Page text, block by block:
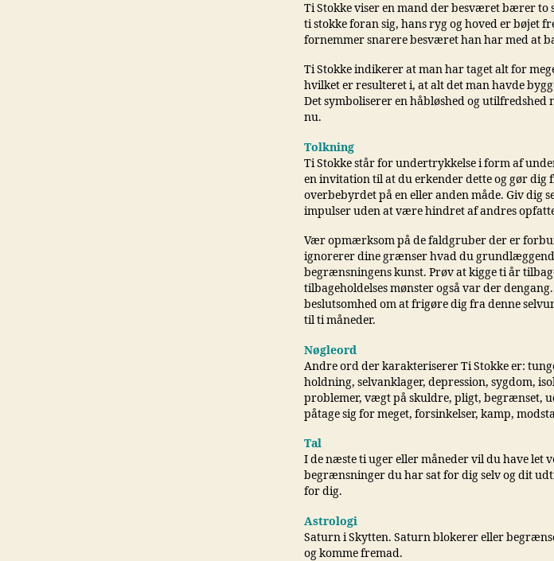
Ti Stokke viser en mand der besværet bærer to
ti stokke foran sig, hans ryg og hoved er bøjet
fornemmer snarere besværet han har med at
Ti Stokke indikerer at man har taget alt for
hvilket er resulteret i, at alt det man havde
Det symboliserer en håbløshed og
nu.
Tolkning
Ti Stokke står for undertrykkelse i form af
en invitation til at du erkender dette og gør dig
overbebyrdet på en eller anden måde. Giv dig
impulser uden at være hindret af andres
Vær opmærksom på de faldgruber der er
ignorerer dine grænser hvad du
begrænsningens kunst. Prøv at kigge ti år
tilbageholdelses mønster også var der
beslutsomhed om at frigøre dig fra denne
til ti måneder.
Nøgleord
Andre ord der karakteriserer Ti Stokke er:
holdning, selvanklager, depression, sygdom,
problemer, vægt på skuldre, pligt, begrænset,
påtage sig for meget, forsinkelser, kamp,
Tal
I de næste ti uger eller måneder vil du have let
begrænsninger du har sat for dig selv og dit
for dig.
Astrologi
Saturn i Skytten. Saturn blokerer eller
og komme fremad.